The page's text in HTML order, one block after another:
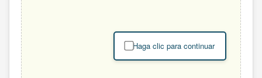
Haga clic para continuar